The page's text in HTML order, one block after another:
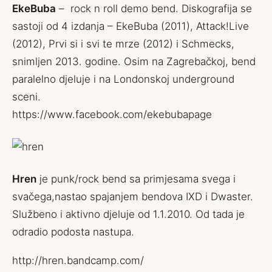
EkeBuba – rock n roll demo bend. Diskografija se
sastoji od 4 izdanja – EkeBuba (2011), Attack!Live
(2012), Prvi si i svi te mrze (2012) i Schmecks,
snimljen 2013. godine. Osim na Zagrebačkoj, bend
paralelno djeluje i na Londonskoj underground
sceni.
https://www.facebook.com/ekebubapage
Hren je punk/rock bend sa primjesama svega i
svačega,nastao spajanjem bendova IXD i Dwaster.
Službeno i aktivno djeluje od 1.1.2010. Od tada je
odradio podosta nastupa.
http://hren.bandcamp.com/